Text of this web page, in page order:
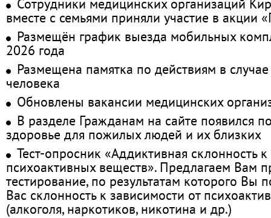
вместе с семьями приняли участие в акции
Размещён график выезда мобильных
2026 года
Размещена памятка по действиям в
человека
Обновлены вакансии медицинских
В разделе Гражданам на сайте появился
здоровье для пожилых людей и их близких
Тест-опросник «Аддиктивная склонность
психоактивных веществ». Предлагаем Вам
тестирование, по результатам которого Вы
Вас склонность к зависимости от
(алкоголя, наркотиков, никотина и др.)